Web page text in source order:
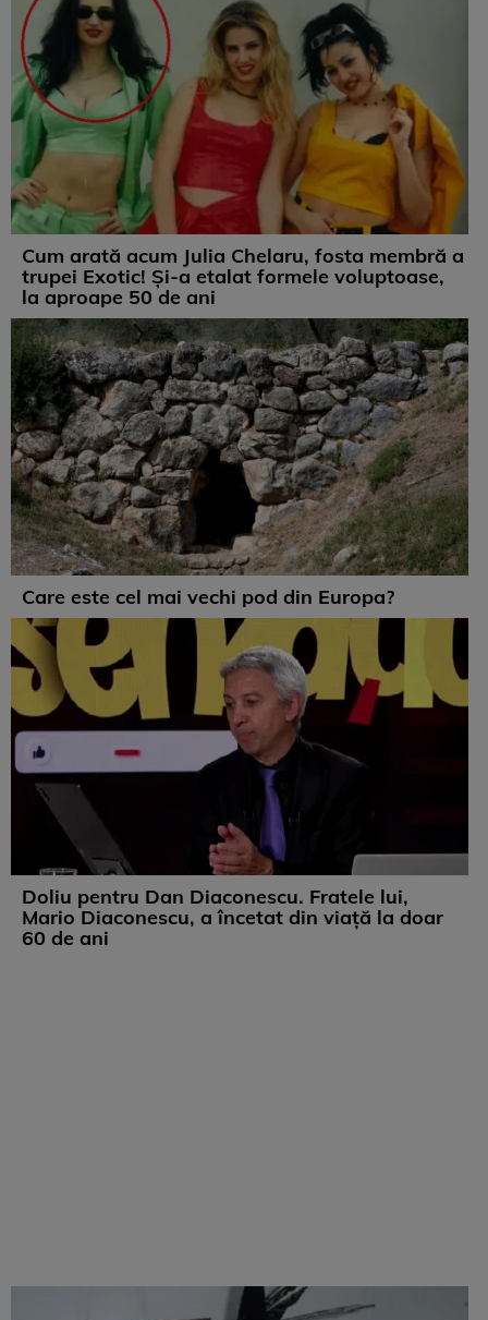
Cum arată acum Julia Chelaru, fosta membră a
trupei Exotic! Și-a etalat formele voluptoase,
la aproape 50 de ani
Care este cel mai vechi pod din Europa?
Doliu pentru Dan Diaconescu. Fratele lui,
Mario Diaconescu, a încetat din viață la doar
60 de ani